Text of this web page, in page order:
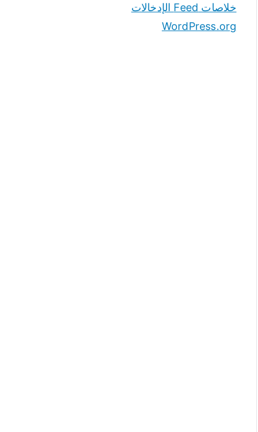
خلاصات Feed الإدخالات
WordPress.org